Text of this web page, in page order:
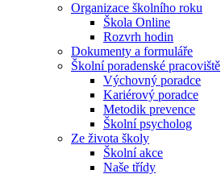
Organizace školního roku
Škola Online
Rozvrh hodin
Dokumenty a formuláře
Školní poradenské pracoviště
Výchovný poradce
Kariérový poradce
Metodik prevence
Školní psycholog
Ze života školy
Školní akce
Naše třídy